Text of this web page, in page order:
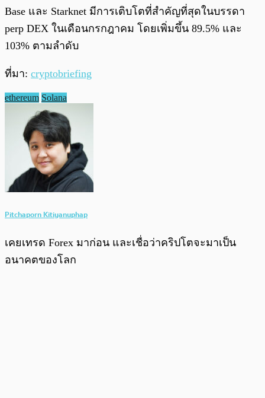
Base และ Starknet มีการเติบโตที่สำคัญที่สุดในบรรดา
perp DEX ในเดือนกรกฎาคม โดยเพิ่มขึ้น 89.5% และ
103% ตามลำดับ
ที่มา: cryptobriefing
ethereum Solana
Pitchaporn Kitiyanuphap
เคยเทรด Forex มาก่อน และเชื่อว่าคริปโตจะมาเป็น
อนาคตของโลก